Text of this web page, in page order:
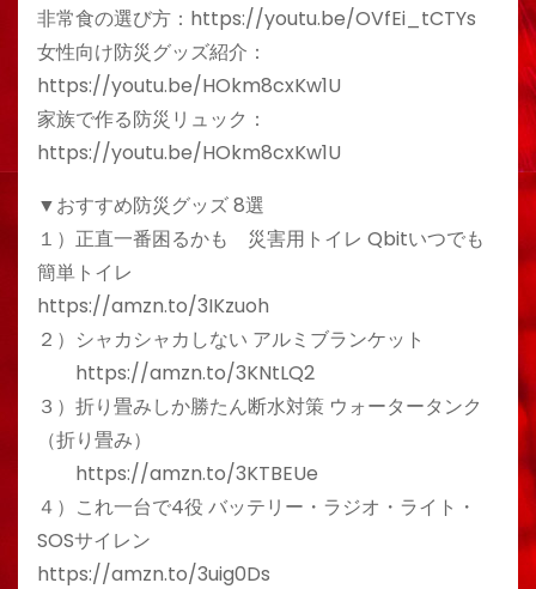
非常食の選び方：https://youtu.be/OVfEi_tCTYs
女性向け防災グッズ紹介：
https://youtu.be/HOkm8cxKw1U
家族で作る防災リュック：
https://youtu.be/HOkm8cxKw1U
▼おすすめ防災グッズ 8選
１）正直一番困るかも 災害用トイレ Qbitいつでも
簡単トイレ
https://amzn.to/3IKzuoh
２）シャカシャカしない アルミブランケット
https://amzn.to/3KNtLQ2
３）折り畳みしか勝たん断水対策 ウォータータンク
（折り畳み）
https://amzn.to/3KTBEUe
４）これ一台で4役 バッテリー・ラジオ・ライト・
SOSサイレン
https://amzn.to/3uig0Ds